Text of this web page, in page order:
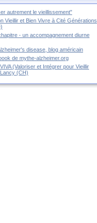
autrement le vieillissement"
Vieillir et Bien Vivre à Cité Générations
- un accompagnement diurne
disease, blog américain
de mythe-alzheimer.org
(Valoriser et Intégrer pour Vieillir
(CH)